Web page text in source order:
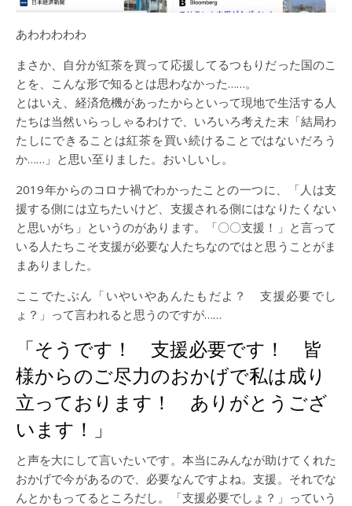
あわわわわわ
まさか、自分が紅茶を買って応援してるつもりだった国のこ
とを、こんな形で知るとは思わなかった……。
とはいえ、経済危機があったからといって現地で生活する人
たちは当然いらっしゃるわけで、いろいろ考えた末「結局わ
たしにできることは紅茶を買い続けることではないだろう
か……」と思い至りました。おいしいし。
2019年からのコロナ禍でわかったことの一つに、「人は支
援する側には立ちたいけど、支援される側にはなりたくない
と思いがち」というのがあります。「〇〇支援！」と言って
いる人たちこそ支援が必要な人たちなのではと思うことがま
まありました。
ここでたぶん「いやいやあんたもだよ？ 支援必要でし
ょ？」って言われると思うのですが……
「そうです！ 支援必要です！ 皆
様からのご尽力のおかげで私は成り
立っております！ ありがとうござ
います！」
と声を大にして言いたいです。本当にみんなが助けてくれた
おかげで今があるので、必要なんですよね。支援。それでな
んとかもってるところだし。「支援必要でしょ？」っていう